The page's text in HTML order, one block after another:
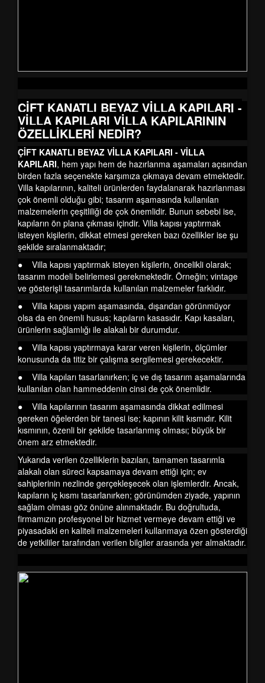
ÇİFT KANATLI BEYAZ VİLLA KAPILARI -
VİLLA KAPILARI VİLLA KAPILARININ
ÖZELLİKLERİ NEDİR?
ÇİFT KANATLI BEYAZ VİLLA KAPILARI - VİLLA
KAPILARI, hem yapı hem de hazırlanma aşamaları açısından
birden fazla seçenekte karşımıza çıkmaya devam etmektedir.
Villa kapılarının, kaliteli ürünlerden faydalanarak hazırlanması
çok önemli olduğu gibi; tasarım aşamasında kullanılan
malzemelerin çeşitliliği de çok önemlidir. Bunun sebebi ise,
kapıların ön plana çıkması içindir. Villa kapısı yaptırmak
isteyen kişilerin, dikkat etmesi gereken bazı özellikler ise şu
şekilde sıralanmaktadır;
● Villa kapısı yaptırmak isteyen kişilerin, öncelikli olarak;
tasarım modeli belirlemesi gerekmektedir. Örneğin; vintage
ve gösterişli tasarımlarda kullanılan malzemeler farklıdır.
● Villa kapısı yapım aşamasında, dışarıdan görünmüyor
olsa da en önemli husus; kapıların kasasıdır. Kapı kasaları,
ürünlerin sağlamlığı ile alakalı bir durumdur.
● Villa kapısı yaptırmaya karar veren kişilerin, ölçümler
konusunda da titiz bir çalışma sergilemesi gerekecektir.
● Villa kapıları tasarlanırken; iç ve dış tasarım aşamalarında
kullanılan olan hammeddenin cinsi de çok önemlidir.
● Villa kapılarının tasarım aşamasında dikkat edilmesi
gereken öğelerden bir tanesi ise; kapının kilit kısmıdır. Kilit
kısmının, özenli bir şekilde tasarlanmış olması; büyük bir
önem arz etmektedir.
Yukarıda verilen özelliklerin bazıları, tamamen tasarımla
alakalı olan süreci kapsamaya devam ettiği için; ev
sahiplerinin nezlinde gerçekleşecek olan işlemlerdir. Ancak,
kapıların iç kısmı tasarlanırken; görünümden ziyade, yapının
sağlam olması göz önüne alınmaktadır. Bu doğrultuda,
firmamızın profesyonel bir hizmet vermeye devam ettiği ve
piyasadaki en kaliteli malzemeleri kullanmaya özen gösterdiği
de yetkililer tarafından verilen bilgiler arasında yer almaktadır.